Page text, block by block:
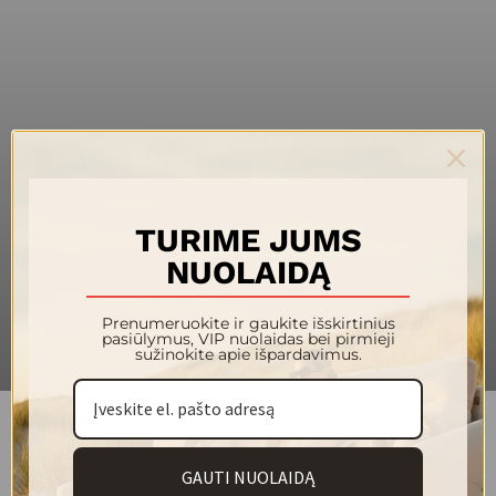
Sudėtis 100 % poliesteris
4/5
Plovimas 30 °
Jauki ir praktiška išskirtinio dizaino kolekcija ANGEL.
TURIME JUMS
NUOLAIDĄ
Prenumeruokite ir gaukite išskirtinius
pasiūlymus, VIP nuolaidas bei pirmieji
sužinokite apie išpardavimus.
GAUTI NUOLAIDĄ